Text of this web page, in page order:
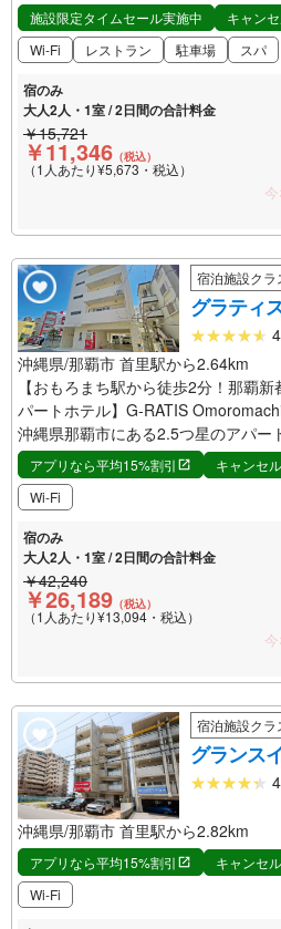
施設限定タイムセール実施中
キャン
Wi-Fi
レストラン 駐車場 スパ
宿のみ
大人2人・1室 / 2日間の合計料金
￥15,721
￥11,346 （税込）
（1人あたり¥5,673・税込）
宿泊施設クラ
グラティ
沖縄県/那覇市 首里駅から2.64km
【おもろまち駅から徒歩2分！那覇
パートホテル】G-RATIS
沖縄県那覇市にある2.5つ星のアパー
アプリなら平均15%割引
キャンセ
Wi-Fi
宿のみ
大人2人・1室 / 2日間の合計料金
￥42,240
￥26,189 （税込）
（1人あたり¥13,094・税込）
宿泊施設クラ
グランス
沖縄県/那覇市 首里駅から2.82km
アプリなら平均15%割引
キャンセ
Wi-Fi